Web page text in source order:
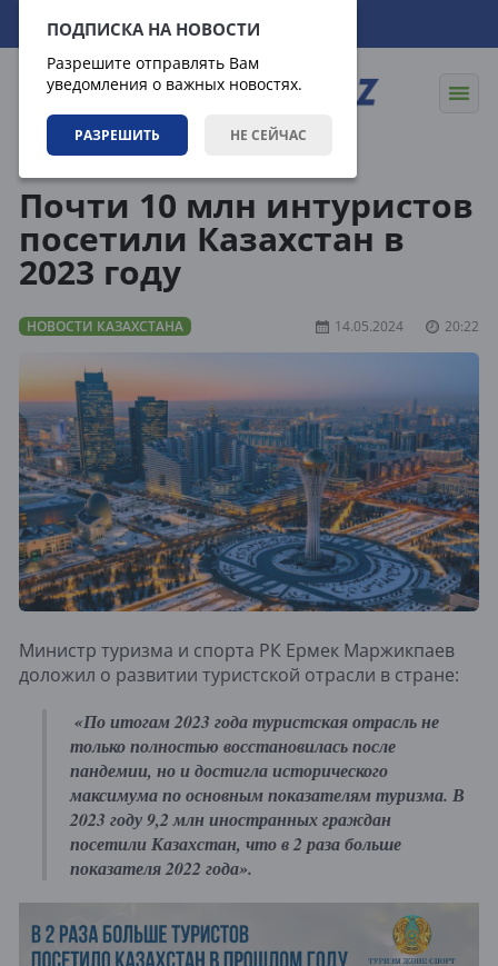
ПОДПИСКА НА НОВОСТИ
Разрешите отправлять Вам
уведомления о важных новостях.
РАЗРЕШИТЬ НЕ СЕЙЧАС
08.08.2026 13:37:43
Почти 10 млн интуристов
посетили Казахстан в
2023 году
НОВОСТИ КАЗАХСТАНА 14.05.2024 20:22
Министр туризма и спорта РК Ермек Маржикпаев
доложил о развитии туристской отрасли в стране:
«По итогам 2023 года туристская отрасль не
только полностью восстановилась после
пандемии, но и достигла исторического
максимума по основным показателям туризма. В
2023 году 9,2 млн иностранных граждан
посетили Казахстан, что в 2 раза больше
показателя 2022 года».